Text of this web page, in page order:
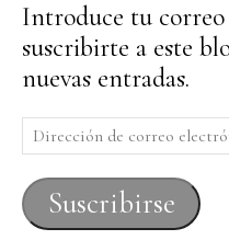
Introduce tu
suscribirte a este
nuevas entradas.
Dirección
de
correo
electrónico
Suscribirse